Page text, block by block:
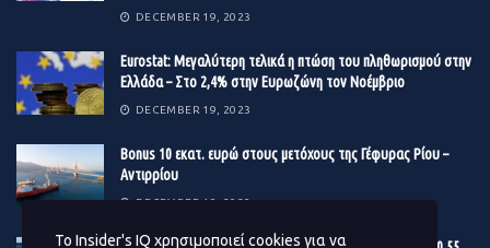
αντιμετωπίσετε με δημιουργικότητα και επιτυχία τα
DECEMBER 19, 2023
Eurostat: Μεγαλύτερη τελικά η πτώση του πληθωρισμού στην
Ελλάδα – Στο 2,4% στην Ευρωζώνη τον Νοέμβριο
DECEMBER 19, 2023
Βonus 10 εκατ. ευρώ στους μετόχους της Γέφυρας Ρίου –
Αντιρρίου
DECEMBER 19, 2023
Το Insider's IQ χρησιμοποιεί cookies για να